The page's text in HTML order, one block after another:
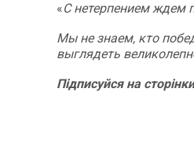
«С нетерпением ждем
Мы не знаем, кто
выглядеть
Підписуйся на